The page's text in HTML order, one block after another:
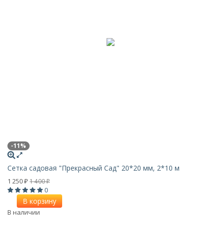
-11%
Сетка садовая "Прекрасный Сад" 20*20 мм, 2*10 м
1 250 ₽ 1 400₽
0
В корзину
В наличии